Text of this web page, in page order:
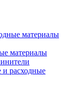
материалы
материалы
и расходные